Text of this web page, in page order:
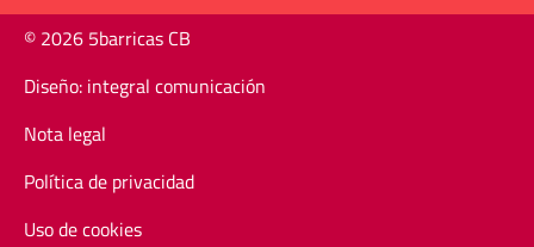
© 2026 5barricas CB
Diseño: integral comunicación
Nota legal
Política de privacidad
Uso de cookies